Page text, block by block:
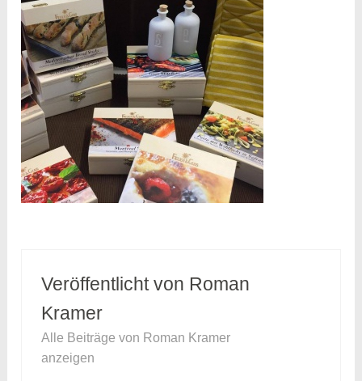
Veröffentlicht von Roman
Kramer
Alle Beiträge von Roman Kramer
anzeigen